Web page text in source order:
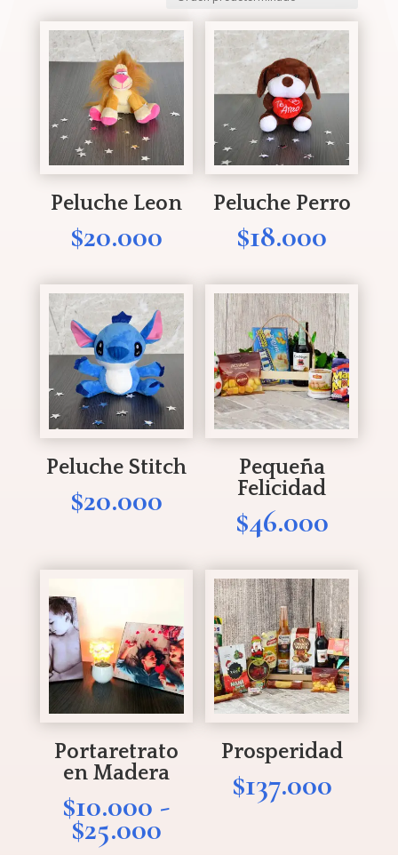
Peluche Leon
$20.000
Peluche Perro
$18.000
Peluche Stitch
$20.000
Pequeña
Felicidad
$46.000
Portaretrato
en Madera
$10.000 -
$25.000Rango
Prosperidad
$137.000